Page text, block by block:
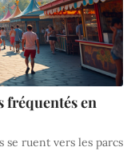
fréquentés en
se ruent vers les parcs